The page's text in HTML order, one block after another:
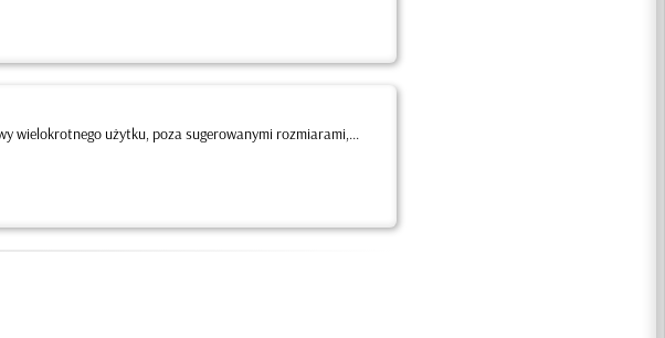
wielokrotnego użytku, poza sugerowanymi rozmiarami,...